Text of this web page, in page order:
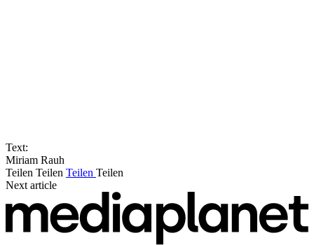
Text:
Miriam Rauh
Teilen Teilen Teilen Teilen
Next article